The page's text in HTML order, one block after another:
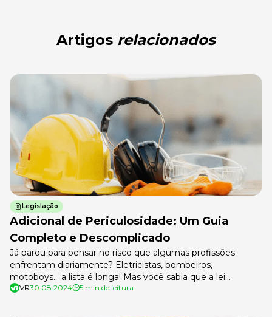
Artigos relacionados
Legislação
Adicional de Periculosidade: Um Guia
Completo e Descomplicado
Já parou para pensar no risco que algumas profissões
enfrentam diariamente? Eletricistas, bombeiros,
motoboys… a lista é longa! Mas você sabia que a lei
reconhece esses perigos e garante um direito importante
VR30.08.2024 5 min de leitura